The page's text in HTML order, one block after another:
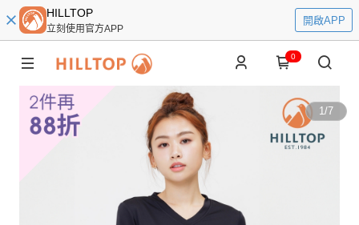
HILLTOP
立刻使用官方APP
開啟APP
0
1/7